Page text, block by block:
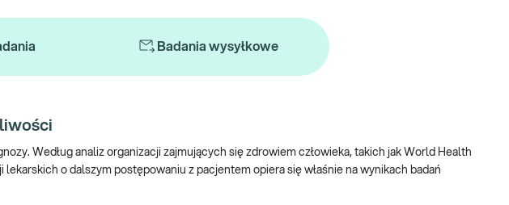
Badania wysyłkowe
Według analiz organizacji zajmujących się zdrowiem człowieka, takich jak World Health
o dalszym postępowaniu z pacjentem opiera się właśnie na wynikach badań